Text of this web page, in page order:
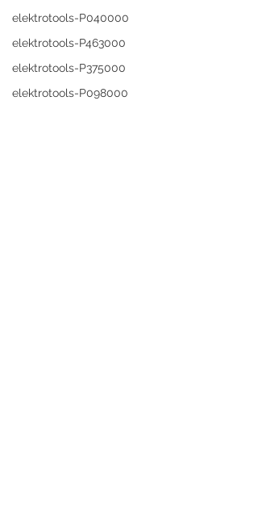
elektrotools-P040000
elektrotools-P463000
elektrotools-P375000
elektrotools-P098000